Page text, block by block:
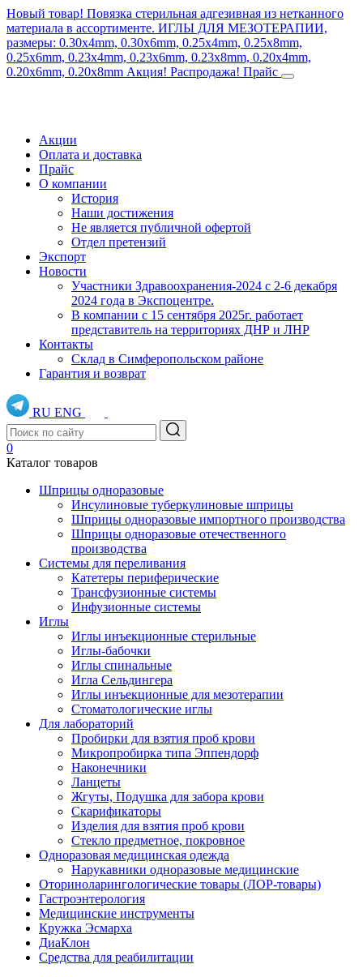
Новый товар! Повязка стерильная адгезивная из нетканного
материала в ассортименте. ИГЛЫ ДЛЯ МЕЗОТЕРАПИИ,
размеры: 0.30x4mm, 0.30x6mm, 0.25x4mm, 0.25x8mm,
0.25x6mm, 0.23x4mm, 0.23x6mm, 0.23x8mm, 0.20x4mm,
0.20x6mm, 0.20x8mm Акция! Распродажа! Прайс
Акции
Оплата и доставка
Прайс
О компании
История
Наши достижения
Не является публичной офертой
Отдел претензий
Экспорт
Новости
Участники Здравоохранения-2024 с 2-6 декабря
2024 года в Экспоцентре.
В компании с 15 сентября 2025г. работает
представитель на территориях ДНР и ЛНР
Контакты
Склад в Симферопольском районе
Гарантия и возврат
RU ENG
0
Каталог товаров
Шприцы одноразовые
Инсулиновые туберкулиновые шприцы
Шприцы одноразовые импортного производства
Шприцы одноразовые отечественного
производства
Системы для переливания
Катетеры периферические
Трансфузионные системы
Инфузионные системы
Иглы
Иглы инъекционные стерильные
Иглы-бабочки
Иглы спинальные
Игла Сельдингера
Иглы инъекционные для мезотерапии
Стоматологические иглы
Для лабораторий
Пробирки для взятия проб крови
Микропробирка типа Эппендорф
Наконечники
Ланцеты
Жгуты, Подушка для забора крови
Скарификаторы
Изделия для взятия проб крови
Стекло предметное, покровное
Одноразовая медицинская одежда
Нарукавники одноразовые медицинские
Оториноларингологические товары (ЛОР-товары)
Гастроэнтерология
Медицинские инструменты
Кружка Эсмарха
ДиаКлон
Средства для реабилитации